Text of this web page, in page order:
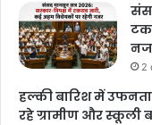
2
हल्की बारिश में
रहे ग्रामीण और स्कूली